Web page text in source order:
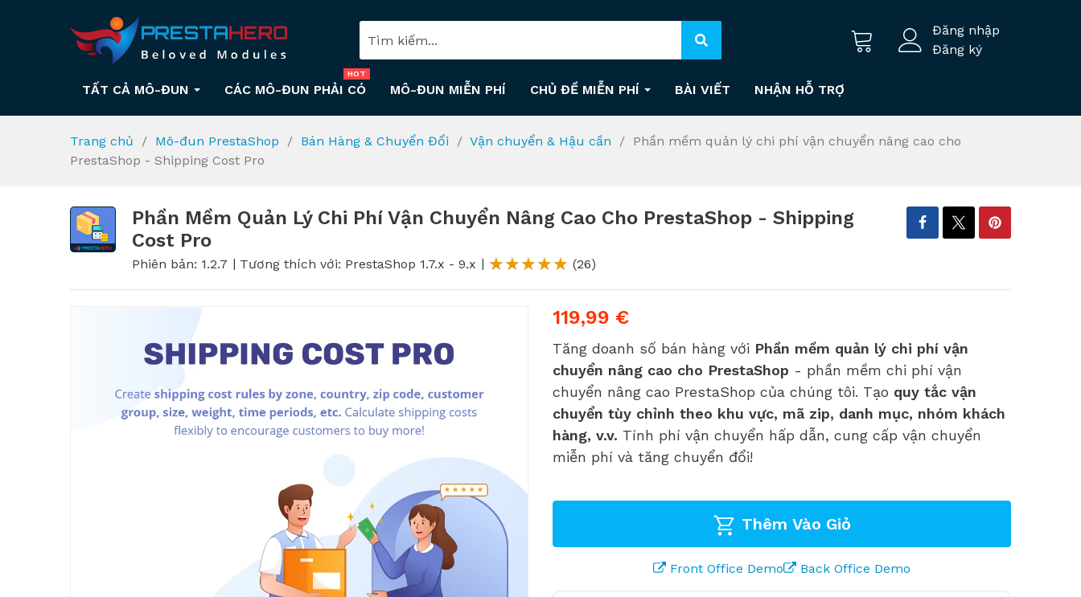
Đăng nhập
Đăng ký
TẤT CẢ MÔ-ĐUN CÁC MÔ-ĐUN PHẢI CÓ
HOT
MÔ-ĐUN MIỄN PHÍ CHỦ ĐỀ MIỄN PHÍ BÀI VIẾT NHẬN HỖ TRỢ
Trang chủ Mô-đun PrestaShop Bán Hàng & Chuyển Đổi Vận chuyển & Hậu cần
Phần mềm quản lý chi phí vận chuyển nâng cao cho
PrestaShop - Shipping Cost Pro
Phần Mềm Quản Lý Chi Phí Vận Chuyển Nâng Cao Cho PrestaShop - Shipping
Cost Pro
Phiên bản: 1.2.7 Tương thích với: PrestaShop 1.7.x - 9.x (26)
119,99 €
Tăng doanh số bán hàng với Phần mềm quản lý chi phí vận
chuyển nâng cao cho PrestaShop - phần mềm chi phí vận
chuyển nâng cao PrestaShop của chúng tôi. Tạo quy tắc vận
chuyển tùy chỉnh theo khu vực, mã zip, danh mục, nhóm khách
hàng, v.v. Tính phí vận chuyển hấp dẫn, cung cấp vận chuyển
miễn phí và tăng chuyển đổi!
Thêm Vào Giỏ
Front Office Demo Back Office Demo